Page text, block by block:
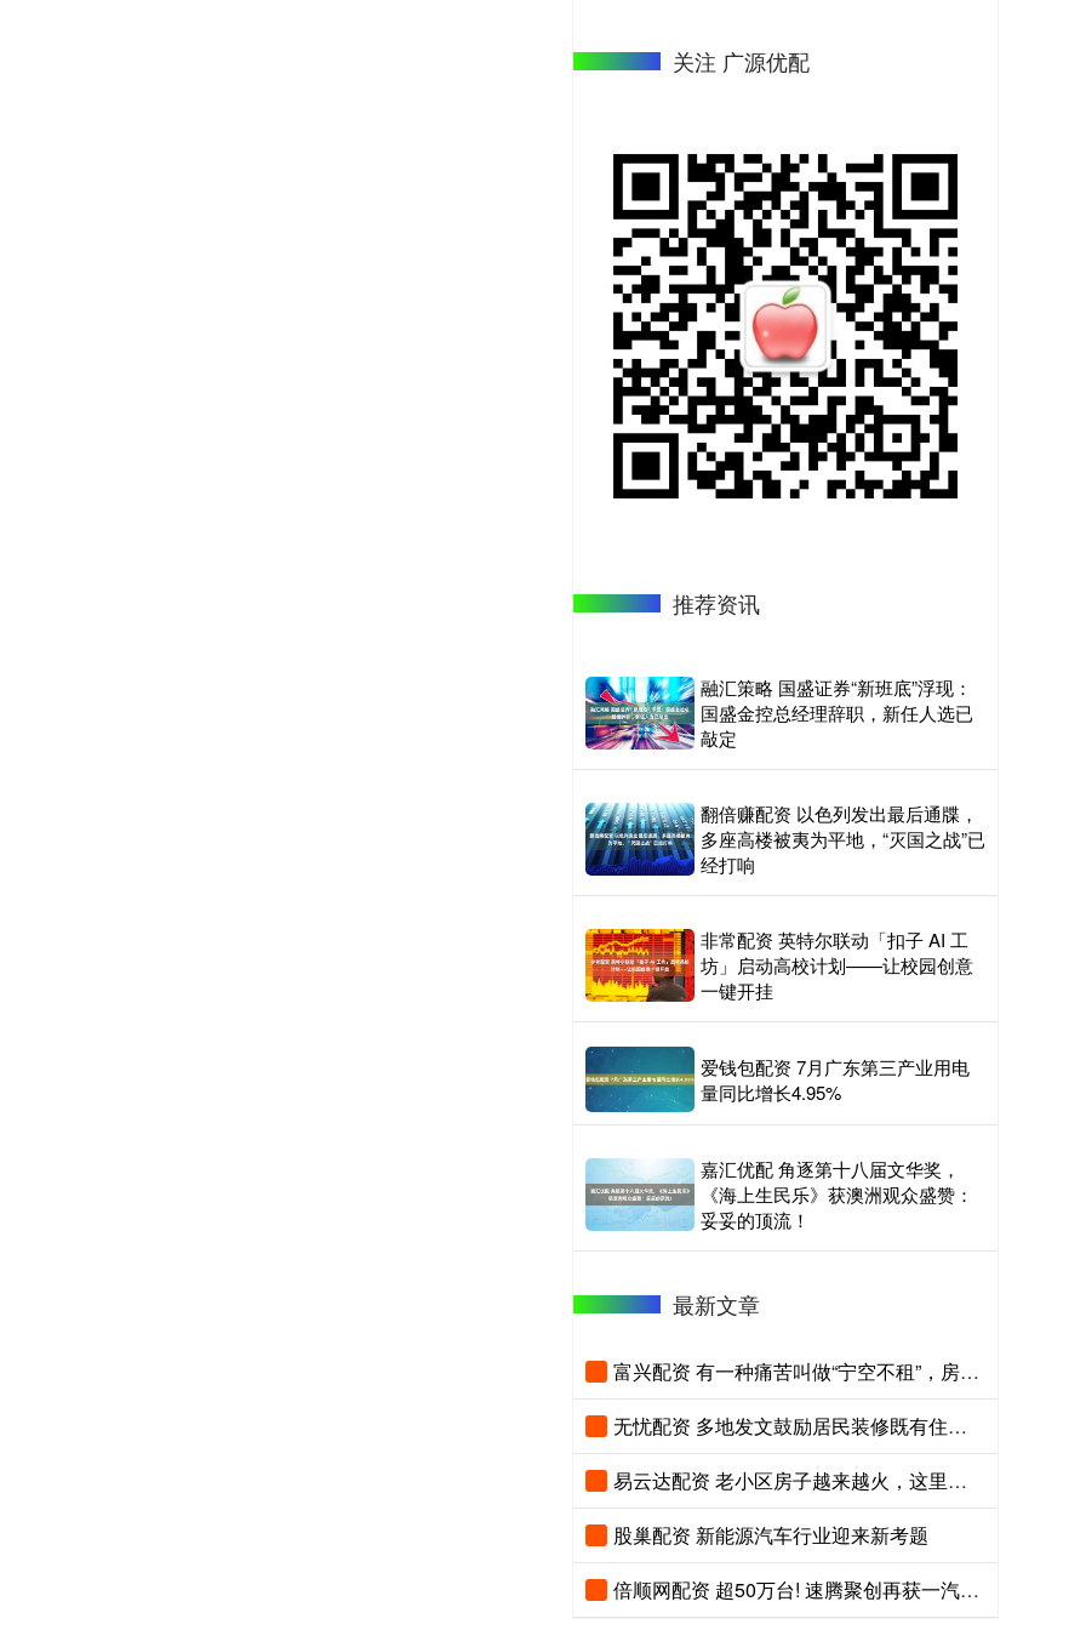
关注 广源优配
推荐资讯
融汇策略 国盛证券“新班底”浮现：
国盛金控总经理辞职，新任人选已
敲定
翻倍赚配资 以色列发出最后通牒，
多座高楼被夷为平地，“灭国之战”已
经打响
非常配资 英特尔联动「扣子 AI 工
坊」启动高校计划——让校园创意
一键开挂
爱钱包配资 7月广东第三产业用电
量同比增长4.95%
嘉汇优配 角逐第十八届文华奖，
《海上生民乐》获澳洲观众盛赞：
妥妥的顶流！
最新文章
富兴配资 有一种痛苦叫做“宁空不租”，房东坦言：租出去，还不如空着！
无忧配资 多地发文鼓励居民装修既有住房，珠海可提取住房公积金等用以支持家庭整装
易云达配资 老小区房子越来越火，这里面的门道你知道吗？
股巢配资 新能源汽车行业迎来新考题
倍顺网配资 超50万台! 速腾聚创再获一汽丰田全新车型定点